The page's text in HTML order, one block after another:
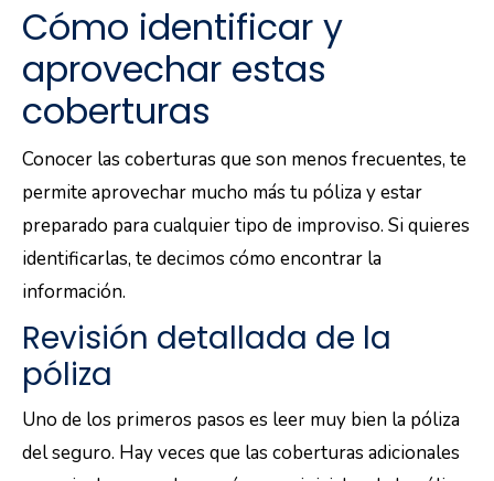
Cómo identificar y
aprovechar estas
coberturas
Conocer las coberturas que son menos frecuentes, te
permite aprovechar mucho más tu póliza y estar
preparado para cualquier tipo de improviso. Si quieres
identificarlas, te decimos cómo encontrar la
información.
Revisión detallada de la
póliza
Uno de los primeros pasos es leer muy bien la póliza
del seguro. Hay veces que las coberturas adicionales